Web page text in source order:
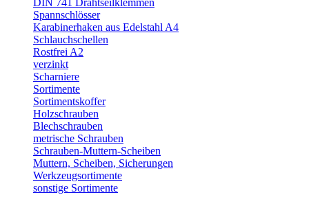
DIN 741 Drahtseilklemmen
Spannschlösser
Karabinerhaken aus Edelstahl A4
Schlauchschellen
Rostfrei A2
verzinkt
Scharniere
Sortimente
Sortimentskoffer
Holzschrauben
Blechschrauben
metrische Schrauben
Schrauben-Muttern-Scheiben
Muttern, Scheiben, Sicherungen
Werkzeugsortimente
sonstige Sortimente